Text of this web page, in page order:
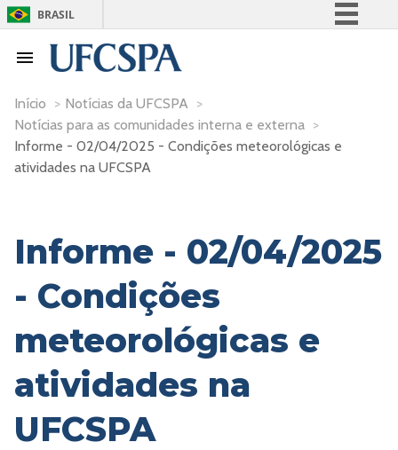
BRASIL
Acesso à informação
Legislação
Início > Notícias da UFCSPA >
Notícias para as comunidades interna e externa >
Informe - 02/04/2025 - Condições meteorológicas e
atividades na UFCSPA
Informe - 02/04/2025
- Condições
meteorológicas e
atividades na
UFCSPA